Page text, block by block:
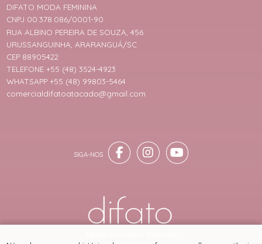
DIFATO MODA FEMININA
CNPJ 00.378.086/0001-90
RUA ALBINO PEREIRA DE SOUZA, 456
URUSSANGUINHA, ARARANGUÁ/SC
CEP 88905422
TELEFONE +55 (48) 3524-4923
WHATSAPP +55 (48) 99803-5464
comercialdifatoatacado@gmail.com
® TODOS DIREITOS RESERVADOS